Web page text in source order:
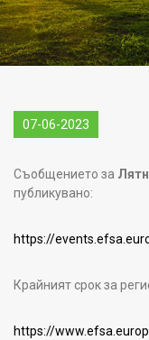
07-06-2023
Съобщението за
публикувано:
https://
Крайният срок за
https://